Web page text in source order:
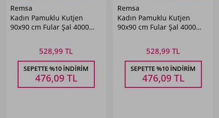
Remsa
Kadın Pamuklu Kutjen
90x90 cm Fular Şal 4000
528,99 TL
SEPETTE %10 İNDIRIM
476,09 TL
Remsa
Kadın Pamuklu Kutjen
90x90 cm Fular Şal 4000
528,99 TL
SEPETTE %10 İNDIRIM
476,09 TL